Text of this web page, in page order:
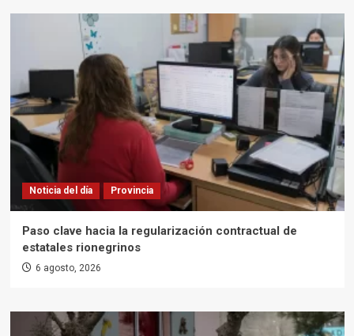
Noticia del día Provincia
Paso clave hacia la regularización contractual de
estatales rionegrinos
6 agosto, 2026